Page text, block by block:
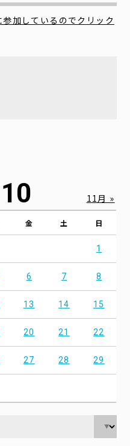
加しているのでクリック
10
金 土 日
1
6 7 8
13 14 15
20 21 22
27 28 29
11月 »